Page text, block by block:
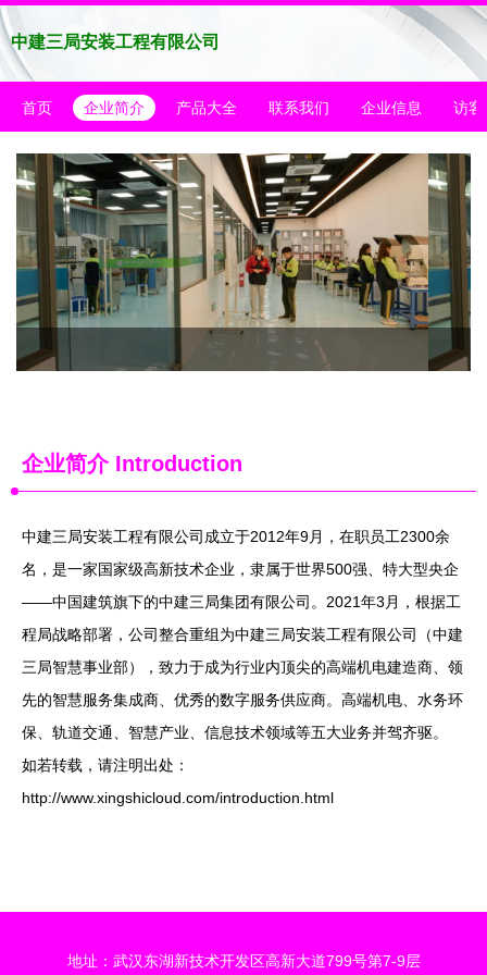
中建三局安装工程有限公司
首页 企业简介 产品大全 联系我们 企业信息 访客
企业简介 Introduction
中建三局安装工程有限公司成立于2012年9月，在职员工2300余
名，是一家国家级高新技术企业，隶属于世界500强、特大型央企
——中国建筑旗下的中建三局集团有限公司。2021年3月，根据工
程局战略部署，公司整合重组为中建三局安装工程有限公司（中建
三局智慧事业部），致力于成为行业内顶尖的高端机电建造商、领
先的智慧服务集成商、优秀的数字服务供应商。高端机电、水务环
保、轨道交通、智慧产业、信息技术领域等五大业务并驾齐驱。
如若转载，请注明出处：
http://www.xingshicloud.com/introduction.html
地址：武汉东湖新技术开发区高新大道799号第7-9层